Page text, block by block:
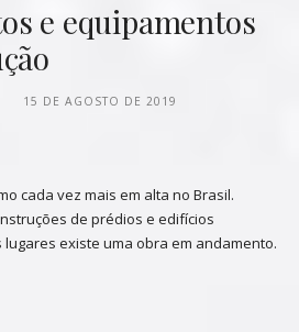
e equipamentos
15 DE AGOSTO DE 2019
cada vez mais em alta no Brasil.
de prédios e edifícios
existe uma obra em andamento.